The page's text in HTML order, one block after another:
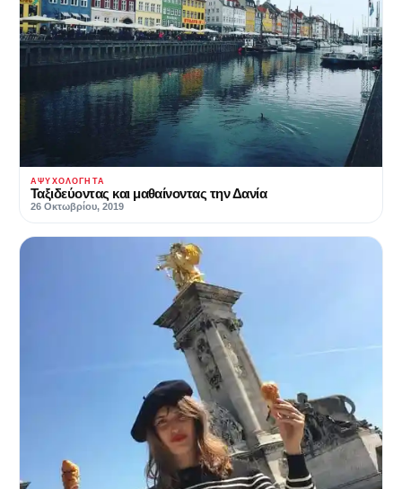
ΑΨΥΧΟΛΌΓΗΤΑ
Ταξιδεύοντας και μαθαίνοντας την Δανία
26 Οκτωβρίου, 2019